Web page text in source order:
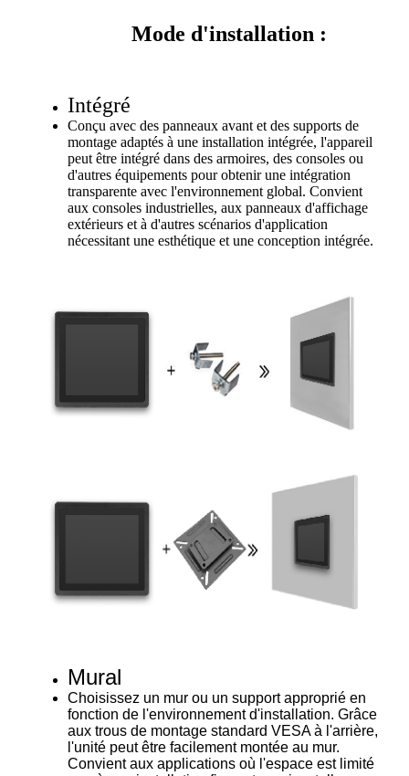
Mode d'installation :
Intégré
Conçu avec des panneaux avant et des supports de
montage adaptés à une installation intégrée, l'appareil
peut être intégré dans des armoires, des consoles ou
d'autres équipements pour obtenir une intégration
transparente avec l'environnement global. Convient
aux consoles industrielles, aux panneaux d'affichage
extérieurs et à d'autres scénarios d'application
nécessitant une esthétique et une conception intégrée.
Mural
Choisissez un mur ou un support approprié en
fonction de l'environnement d'installation. Grâce
aux trous de montage standard VESA à l'arrière,
l'unité peut être facilement montée au mur.
Convient aux applications où l'espace est limité